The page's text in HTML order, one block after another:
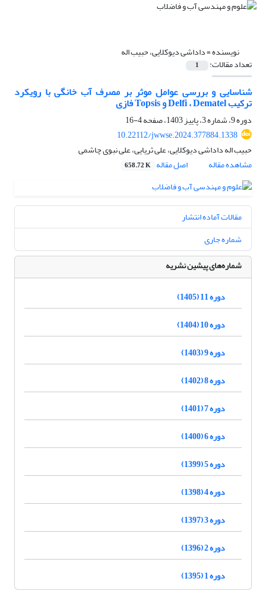
نویسنده =داداشی دیوکلایی، حبیب اله
تعداد مقالات: 1
شناسایی و بررسی عوامل موثر بر مصرف آب خانگی با رویکرد
ترکیب Delfi ، Dematel و Topsis فازی
دوره 9، شماره 3، پاییز 1403، صفحه
4-16
10.22112/jwwse.2024.377884.1338
حبیب اله داداشی دیوکلایی، علی ثریایی، علی نبوی چاشمی
مشاهده مقاله
اصل مقاله 658.72 K
مقالات آماده انتشار
شماره جاری
شماره‌های پیشین نشریه
دوره 11 (1405)
دوره 10 (1404)
دوره 9 (1403)
دوره 8 (1402)
دوره 7 (1401)
دوره 6 (1400)
دوره 5 (1399)
دوره 4 (1398)
دوره 3 (1397)
دوره 2 (1396)
دوره 1 (1395)